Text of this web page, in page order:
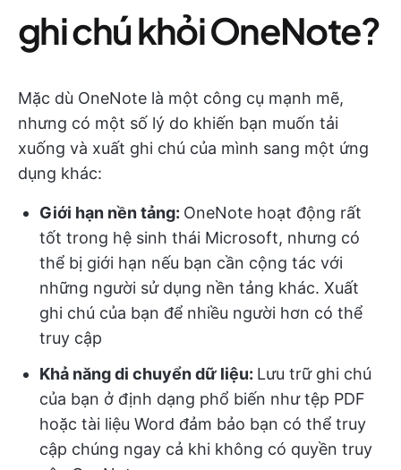
ghi chú khỏi OneNote?
Mặc dù OneNote là một công cụ mạnh mẽ,
nhưng có một số lý do khiến bạn muốn tải
xuống và xuất ghi chú của mình sang một ứng
dụng khác:
Giới hạn nền tảng: OneNote hoạt động rất
tốt trong hệ sinh thái Microsoft, nhưng có
thể bị giới hạn nếu bạn cần cộng tác với
những người sử dụng nền tảng khác. Xuất
ghi chú của bạn để nhiều người hơn có thể
truy cập
Khả năng di chuyển dữ liệu: Lưu trữ ghi chú
của bạn ở định dạng phổ biến như tệp PDF
hoặc tài liệu Word đảm bảo bạn có thể truy
cập chúng ngay cả khi không có quyền truy